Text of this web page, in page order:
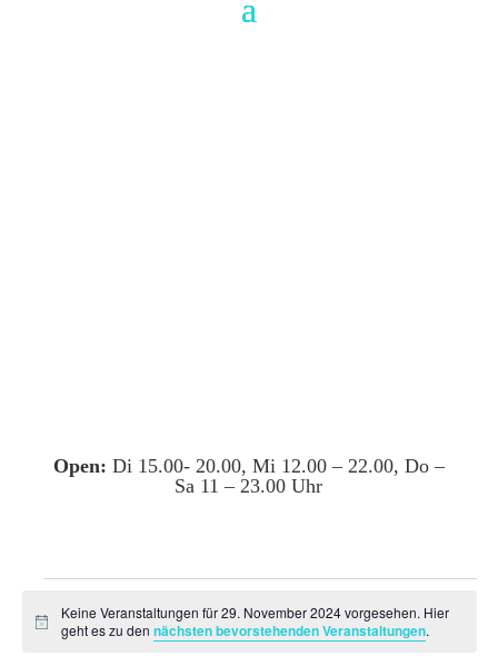
Open: Di 15.00- 20.00, Mi 12.00 – 22.00, Do –
Sa 11 – 23.00 Uhr
für
Hinweis
Keine Veranstaltungen für 29. November 2024 vorgesehen. Hier
geht es zu dennächsten bevorstehenden Veranstaltungen.